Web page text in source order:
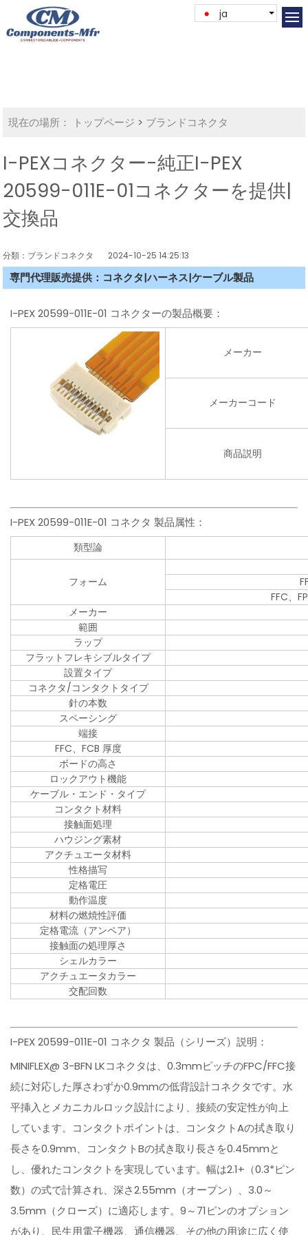
ja
現在の場所： トップページ > ブランドコネクタ
I-PEXコネクター-純正I-PEX
20599-011E-01コネクターを提供|
交換品
分類：ブランドコネクタ 2024-10-25 14:25:13
専門代理販売提供：コネクタ|ハーネス|ケーブル製品
I-PEX 20599-011E-01 コネクターの製品概要：
メーカー
メーカーコード
商品説明
I-PEX 20599-011E-01 コネクタ 製品属性：
類型論
フォーム
FFC、
メーカー
範囲
ラップ
フラットフレキシブルタイプ
設置タイプ
コネクタ/コンタクトタイプ
針の本数
スペーシング
端接
FFC、FCB 厚度
ボードの高さ
ロックアウト機能
ケーブル・エンド・タイプ
コンタクト材料
接触面処理
ハウジング素材
アクチュエータ材料
性格描写
定格電圧
動作温度
材料の燃焼性評価
定格電流（アンペア）
接触面の処理厚さ
シェルカラー
アクチュエータカラー
交配回数
I-PEX 20599-011E-01 コネクタ 製品（シリーズ）説明：
MINIFLEX@ 3-BFN LKコネクタは、0.3mmピッチのFPC/FFC接
続に対応した厚さわずか0.9mmの低背設計コネクタです。水
平挿入とメカニカルロック設計により、接続の安定性が向上
しています。コンタクトポイントは、コンタクトAの拭き取り
長さを0.9mm、コンタクトBの拭き取り長さを0.45mmと
し、優れたコンタクトを実現しています。幅は2.1+（0.3*ピン
数）の式で計算され、深さ2.55mm（オープン）、3.0～
3.5mm（クローズ）に適応します。9～71ピンのオプション
があり、民生用電子機器、通信機器、その他の用途に広く使